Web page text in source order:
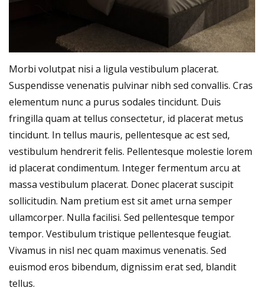
Morbi volutpat nisi a ligula vestibulum placerat.
Suspendisse venenatis pulvinar nibh sed convallis. Cras
elementum nunc a purus sodales tincidunt. Duis
fringilla quam at tellus consectetur, id placerat metus
tincidunt. In tellus mauris, pellentesque ac est sed,
vestibulum hendrerit felis. Pellentesque molestie lorem
id placerat condimentum. Integer fermentum arcu at
massa vestibulum placerat. Donec placerat suscipit
sollicitudin. Nam pretium est sit amet urna semper
ullamcorper. Nulla facilisi. Sed pellentesque tempor
tempor. Vestibulum tristique pellentesque feugiat.
Vivamus in nisl nec quam maximus venenatis. Sed
euismod eros bibendum, dignissim erat sed, blandit
tellus.